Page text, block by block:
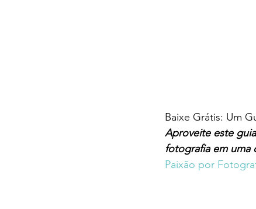
Baixe Grátis: Um
Aproveite este
fotografia em uma
Paixão por